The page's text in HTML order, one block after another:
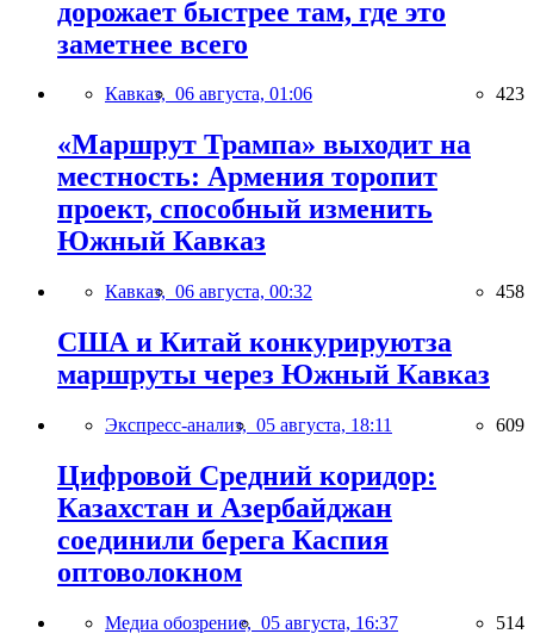
дорожает быстрее там, где это
заметнее всего
Кавказ, 06 августа, 01:06 423
«Маршрут Трампа» выходит на
местность: Армения торопит
проект, способный изменить
Южный Кавказ
Кавказ, 06 августа, 00:32 458
США и Китай конкурируютза
маршруты через Южный Кавказ
Экспресс-анализ, 05 августа, 18:11 609
Цифровой Средний коридор:
Казахстан и Азербайджан
соединили берега Каспия
оптоволокном
Медиа обозрение, 05 августа, 16:37 514